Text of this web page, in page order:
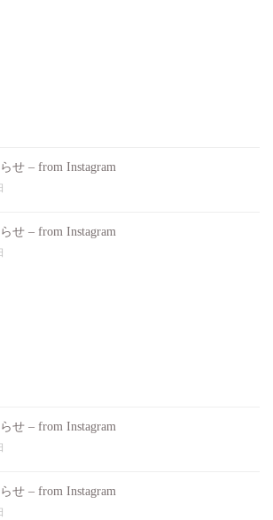
せ – from Instagram
せ – from Instagram
せ – from Instagram
せ – from Instagram